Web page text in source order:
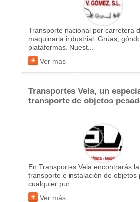
Transporte nacional por carretera
maquinaria industrial. Grúas,
plataformas. Nuest...
Ver más
Transportes Vela, un
transporte de objetos
En Transportes Vela encontrarás
transporte e instalación de objetos
cualquier pun...
Ver más